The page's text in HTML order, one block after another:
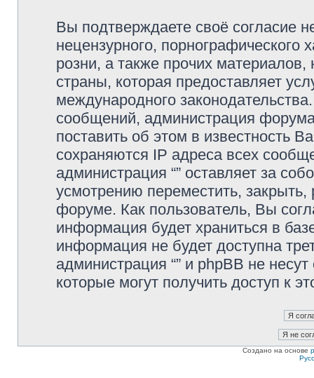
Вы подтверждаете своё согласие
нецензурного, порнографического
розни, а также прочих
страны, которая предоставляет
международного
сообщений, администрация
поставить об этом в известность
сохраняются IP адреса всех
администрация “” оставляет за
усмотрению переместить,
форуме. Как пользователь, Вы
информация будет храниться в
информация не будет доступна
администрация “” и phpBB не
которые могут получить доступ к
Создано на основе